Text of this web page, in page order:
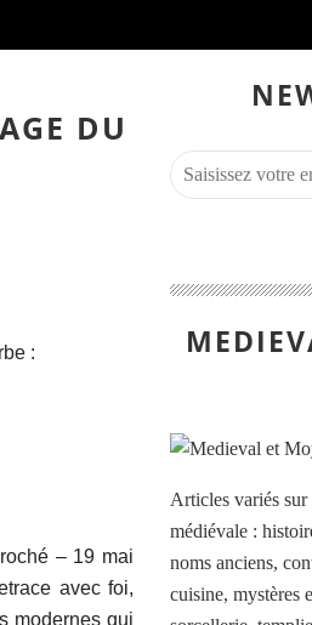
DU
:
– 19 mai
avec foi,
modernes qui
Articles variés
médiévale :
noms anciens,
cuisine, mystères